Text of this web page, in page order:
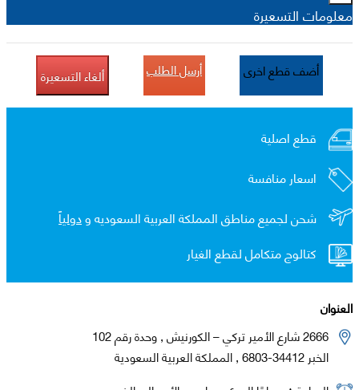
معلومات التسعيرة
أضف قطع اخرى أرسل الطلب ألغاء التسعيرة
قطع اصلية
اسعار منافسة
شحن لجميع مناطق المملكة العربية السعوديه ودولياً
كتالوج متكامل لقطع الغيار
العنوان
2666 شارع الأمير تركي – الكورنيش , وحدة رقم 102
الخبر 34412-6803 , المملكة العربية السعودية